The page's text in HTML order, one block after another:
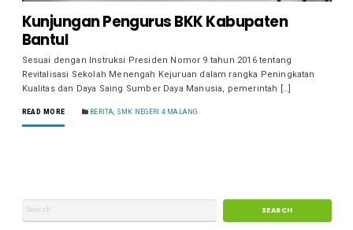
Kunjungan Pengurus BKK Kabupaten
Bantul
Sesuai dengan Instruksi Presiden Nomor 9 tahun 2016 tentang
Revitalisasi Sekolah Menengah Kejuruan dalam rangka Peningkatan
Kualitas dan Daya Saing Sumber Daya Manusia, pemerintah […]
READ MORE BERITA SMK NEGERI 4 MALANG